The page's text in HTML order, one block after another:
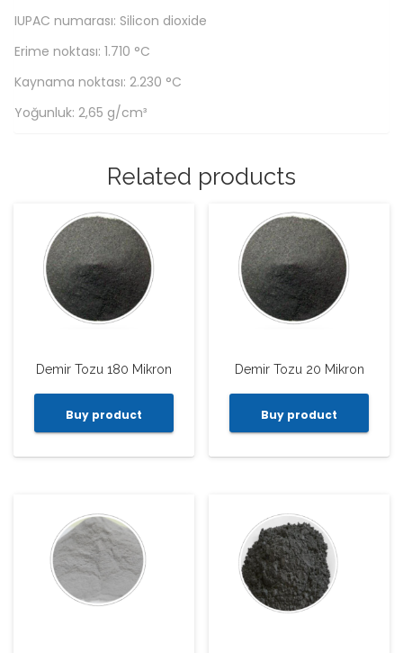
IUPAC numarası: Silicon dioxide
Erime noktası: 1.710 °C
Kaynama noktası: 2.230 °C
Yoğunluk: 2,65 g/cm³
Related products
Demir Tozu 180 Mikron
Buy product
Demir Tozu 20 Mikron
Buy product